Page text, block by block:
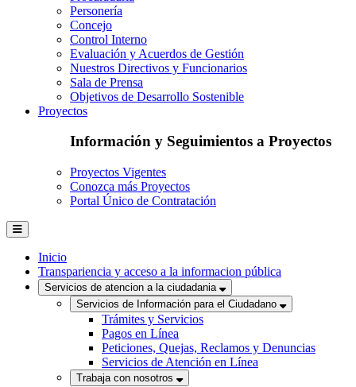
Personería
Concejo
Control Interno
Evaluación y Acuerdos de Gestión
Nuestros Directivos y Funcionarios
Sala de Prensa
Objetivos de Desarrollo Sostenible
Proyectos
Información y Seguimientos a Proyectos
Proyectos Vigentes
Conozca más Proyectos
Portal Único de Contratación
Inicio
Transpariencia y acceso a la informacion pública
Servicios de atencion a la ciudadania
Servicios de Información para el Ciudadano
Trámites y Servicios
Pagos en Línea
Peticiones, Quejas, Reclamos y Denuncias
Servicios de Atención en Línea
Trabaja con nosotros